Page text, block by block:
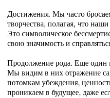
Достижения. Мы часто
творчества, полагая, что
Это символическое
свою значимость и
Продолжение рода. Еще один
Мы видим в них отражение
потомкам убеждения,
проникаем в будущее, даже